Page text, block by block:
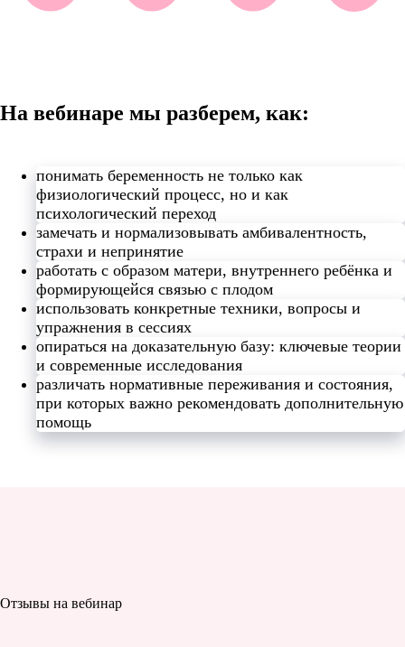
На вебинаре мы разберем, как:
понимать беременность не только как
физиологический процесс, но и как
психологический переход
замечать и нормализовывать амбивалентность,
страхи и непринятие
работать с образом матери, внутреннего ребёнка и
формирующейся связью с плодом
использовать конкретные техники, вопросы и
упражнения в сессиях
опираться на доказательную базу: ключевые теории
и современные исследования
различать нормативные переживания и состояния,
при которых важно рекомендовать дополнительную
помощь
Отзывы на вебинар